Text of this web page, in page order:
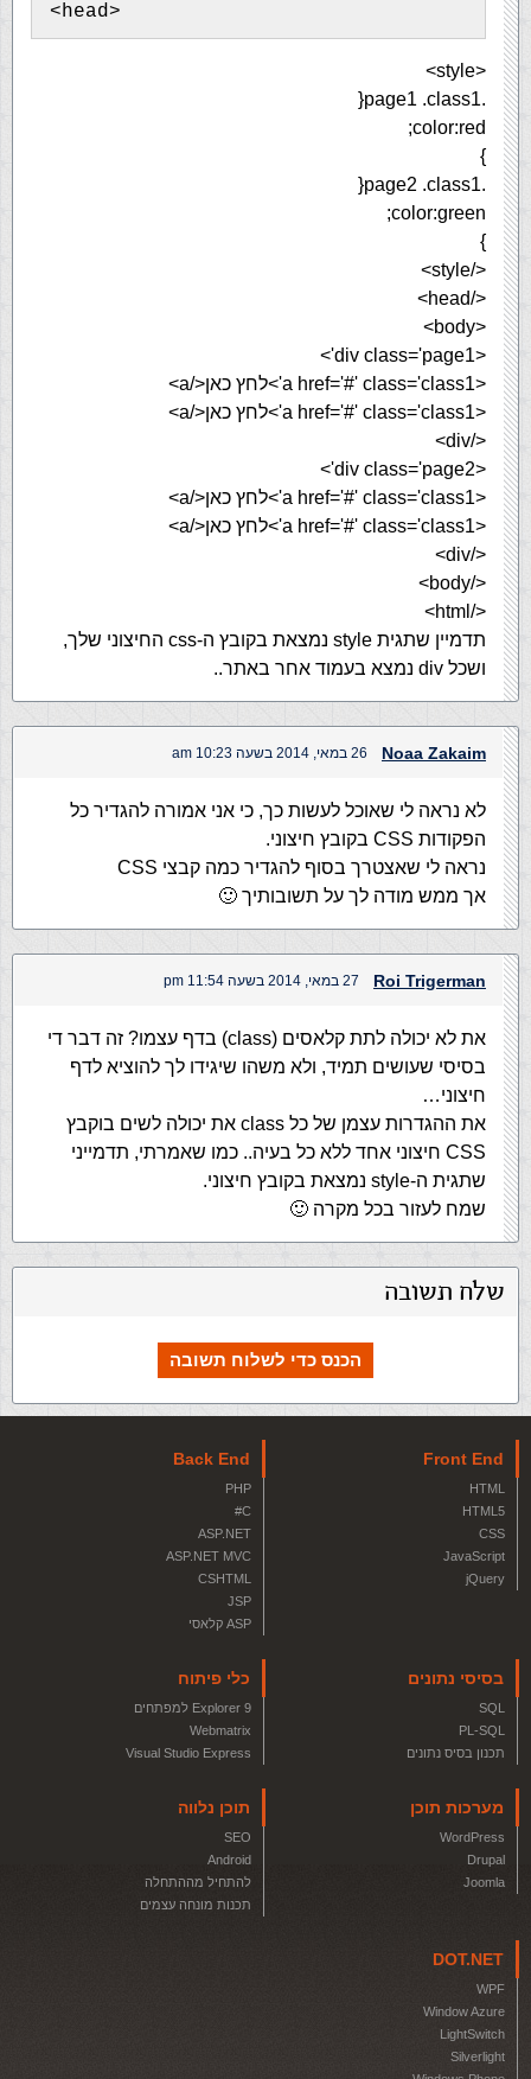
<head>
<style>
.page1 .class1{
color:red;
}
.page2 .class1{
color:green;
}
</style>
</head>
<body>
<div class='page1'>
<a href='#' class='class1'>לחץ כאן</a>
<a href='#' class='class1'>לחץ כאן</a>
</div>
<div class='page2'>
<a href='#' class='class1'>לחץ כאן</a>
<a href='#' class='class1'>לחץ כאן</a>
</div>
</body>
</html>
תדמיין שתגית style נמצאת בקובץ ה-css החיצוני שלך,
ושכל div נמצא בעמוד אחר באתר..
Noaa Zakaim 26 במאי, 2014 בשעה 10:23 am
לא נראה לי שאוכל לעשות כך, כי אני אמורה להגדיר כל
הפקודות CSS בקובץ חיצוני.
נראה לי שאצטרך בסוף להגדיר כמה קבצי CSS
אך ממש מודה לך על תשובותיך 🙂
Roi Trigerman 27 במאי, 2014 בשעה 11:54 pm
את לא יכולה לתת קלאסים (class) בדף עצמו? זה דבר די
בסיסי שעושים תמיד, ולא משהו שיגידו לך להוציא לדף
חיצוני…
את ההגדרות עצמן של כל class את יכולה לשים בוקבץ
CSS חיצוני אחד ללא כל בעיה.. כמו שאמרתי, תדמייני
שתגית ה-style נמצאת בקובץ חיצוני.
שמח לעזור בכל מקרה 🙂
שלח תשובה
הכנס כדי לשלוח תשובה
Front End
HTML
HTML5
CSS
JavaScript
jQuery
Back End
PHP
C#
ASP.NET
ASP.NET MVC
CSHTML
JSP
ASP קלאסי
בסיסי נתונים
SQL
PL-SQL
תכנון בסיס נתונים
כלי פיתוח
Explorer 9 למפתחים
Webmatrix
Visual Studio Express
מערכות תוכן
WordPress
Drupal
Joomla
תוכן נלווה
SEO
Android
להתחיל מההתחלה
תכנות מונחה עצמים
DOT.NET
WPF
Window Azure
LightSwitch
Silverlight